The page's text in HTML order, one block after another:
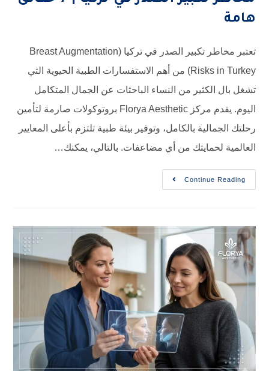
هامة
تعتبر مخاطر تكبير الصدر في تركيا (Breast Augmentation
Risks in Turkey) من أهم الاستفسارات الطبية الحيوية التي
تشغل بال الكثير من النساء الباحثات عن الجمال المتكامل
اليوم. يقدم مركز Florya Aesthetic بروتوكولات صارمة لتأمين
رحلتك الجمالية بالكامل، وتوفير بيئة طبية تلتزم بأعلى المعايير
العالمية لحمايتك من أي مضاعفات. بالتالي، يمكنك…
Continue Reading